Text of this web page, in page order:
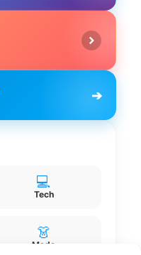
➔
💻
Tech
👗
Moda